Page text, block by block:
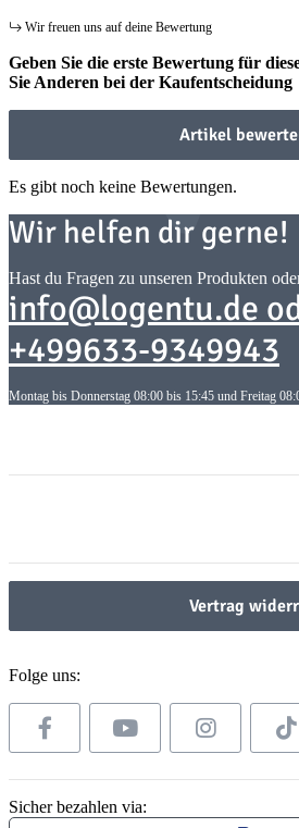
Wir freuen uns auf deine Bewertung
Geben Sie die erste Bewertung für
Sie Anderen bei der Kaufentscheidung
Artikel
Es gibt noch keine Bewertungen.
Wir helfen dir gerne!
Hast du Fragen zu unseren Produkten
info@logentu.de
+499633-9349943
Montag bis Donnerstag 08:00 bis 15:45 und Freitag
Vertrag
Folge uns:
Sicher bezahlen via: